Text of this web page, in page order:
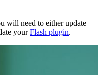
will need to either update
yourFlash plugin.